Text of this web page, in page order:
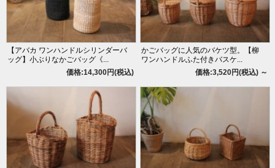
【アバカ ワンハンドルシリンダーバ
ッグ】小ぶりなかごバッグ《...
価格:14,300円(税込)
かごバッグに人気のバケツ型。【柳
ワンハンドルふた付きバスケ...
価格:3,520円(税込) ～